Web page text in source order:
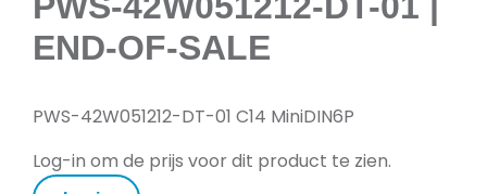
END-OF-SALE
PWS-42W051212-DT-01 C14 MiniDIN6P
Log-in om de prijs voor dit product te zien.